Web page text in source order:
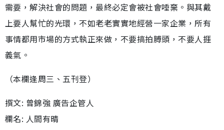
需要，解決社會的問題，最終必定會被社會唾棄。與其戴
上要人幫忙的光環，不如老老實實地經營一家企業，所有
事情都用市場的方式執正來做，不要搞拍膊頭，不要人捱
義氣。
（本欄逢周三、五刊登）
撰文: 曾錦強 廣告企管人
欄名: 人間有晴